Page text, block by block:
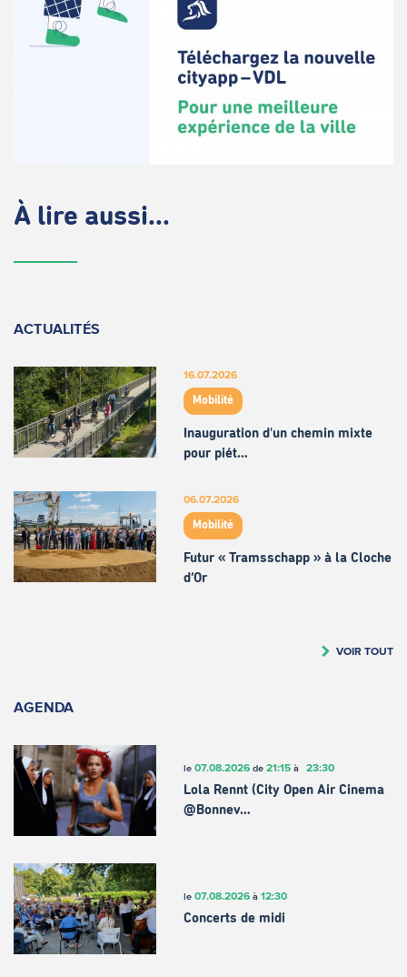
À lire aussi...
ACTUALITÉS
16.07.2026
Mobilité
Inauguration d'un chemin mixte
pour piét…
06.07.2026
Mobilité
Futur « Tramsschapp » à la Cloche
d’Or
VOIR TOUT
AGENDA
le 07.08.2026de 21:15à 23:30
Lola Rennt (City Open Air Cinema
@Bonnev…
le 07.08.2026à 12:30
Concerts de midi